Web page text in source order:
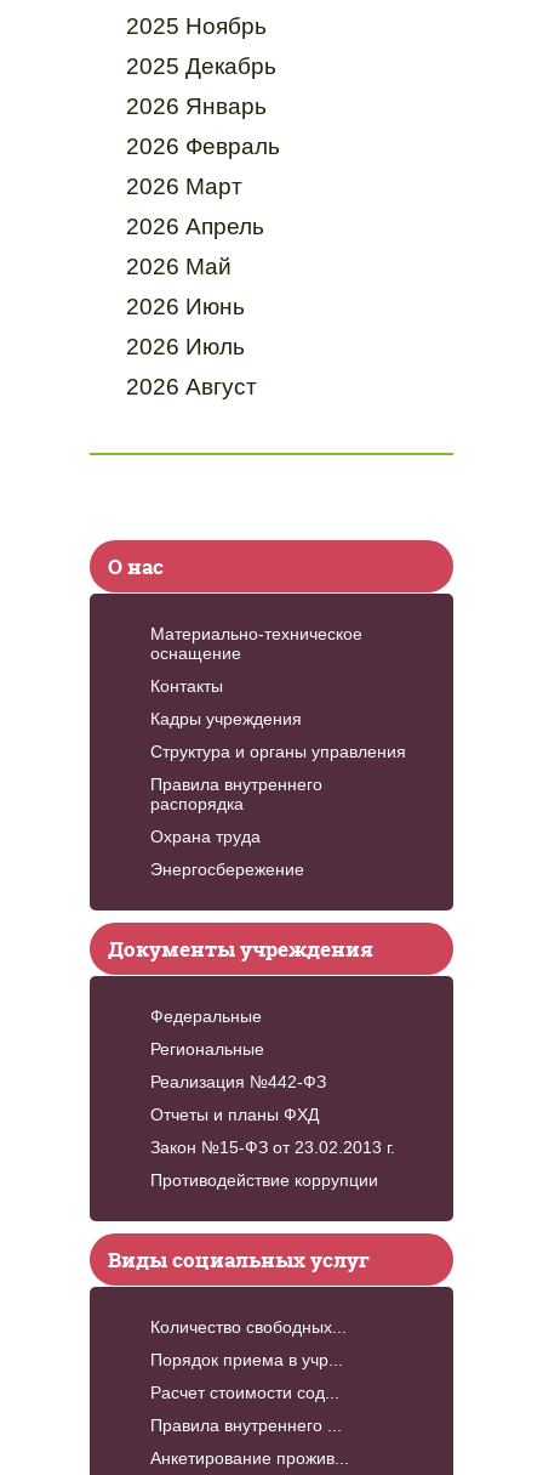
2025 Ноябрь
2025 Декабрь
2026 Январь
2026 Февраль
2026 Март
2026 Апрель
2026 Май
2026 Июнь
2026 Июль
2026 Август
О нас
Материально-техническое
оснащение
Контакты
Кадры учреждения
Структура и органы управления
Правила внутреннего
распорядка
Охрана труда
Энергосбережение
Документы учреждения
Федеральные
Региональные
Реализация №442-ФЗ
Отчеты и планы ФХД
Закон №15-ФЗ от 23.02.2013 г.
Противодействие коррупции
Виды социальных услуг
Количество свободных...
Порядок приема в учр...
Расчет стоимости сод...
Правила внутреннего ...
Анкетирование прожив...